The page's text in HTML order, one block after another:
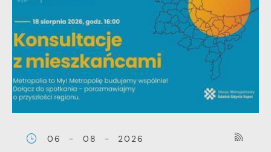
06 - 08 - 2026